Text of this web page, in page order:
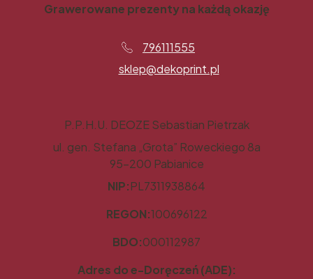
Grawerowane prezenty na każdą okazję
796111555
sklep@dekoprint.pl
P.P.H.U. DEOZE Sebastian Pietrzak
ul. gen. Stefana „Grota” Roweckiego 8a
95-200 Pabianice
NIP:PL7311938864
REGON:100696122
BDO:000112987
Adres do e-Doręczeń (ADE):